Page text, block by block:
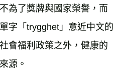
為了獎牌與國家榮譽，而
字「trygghet」意近中文的
會福利政策之外，健康的
源。